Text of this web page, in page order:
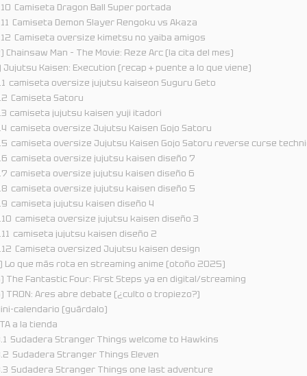
Camiseta Dragon Ball Super portada
Camiseta Demon Slayer Rengoku vs Akaza
Camiseta oversize kimetsu no yaiba amigos
Chainsaw Man – The Movie: Reze Arc (la cita del mes)
Jujutsu Kaisen: Execution (recap + puente a lo que viene)
camiseta oversize jujutsu kaiseon Suguru Geto
Camiseta Satoru
camiseta jujutsu kaisen yuji itadori
camiseta oversize Jujutsu Kaisen Gojo Satoru
camiseta oversize Jujutsu Kaisen Gojo Satoru reverse curse
camiseta oversize jujutsu kaisen diseño 7
camiseta oversize jujutsu kaisen diseño 6
camiseta oversize jujutsu kaisen diseño 5
camiseta jujutsu kaisen diseño 4
camiseta oversize jujutsu kaisen diseño 3
camiseta jujutsu kaisen diseño 2
Camiseta oversized Jujutsu kaisen design
Lo que más rota en streaming anime (otoño 2025)
The Fantastic Four: First Steps ya en digital/streaming
TRON: Ares abre debate (¿culto o tropiezo?)
calendario (guárdalo)
a la tienda
Sudadera Stranger Things welcome to Hawkins
Sudadera Stranger Things Eleven
Sudadera Stranger Things one last adventure